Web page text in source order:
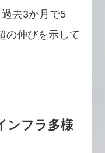
去3か月で5
の伸びを示して
ンフラ多様